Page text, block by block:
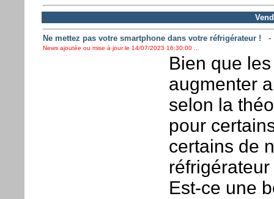
Ne mettez pas votre smartphone dans votre réfrigérateur !
News ajoutée ou mise à jour le 14/07/2023 16:30:00 ...
Bien que
augmenter
selon la
pour
certains de
Est-ce une